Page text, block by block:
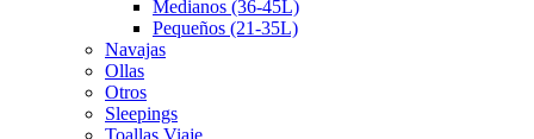
Medianos (36-45L)
Pequeños (21-35L)
Navajas
Ollas
Otros
Sleepings